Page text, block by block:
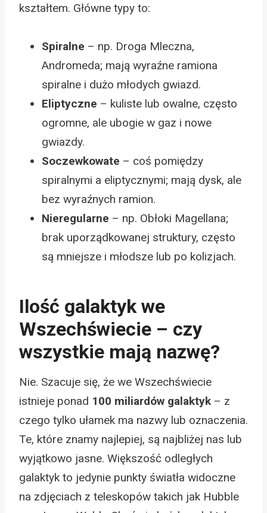
kształtem. Główne typy to:
Spiralne – np. Droga Mleczna,
Andromeda; mają wyraźne ramiona
spiralne i dużo młodych gwiazd.
Eliptyczne – kuliste lub owalne, często
ogromne, ale ubogie w gaz i nowe
gwiazdy.
Soczewkowate – coś pomiędzy
spiralnymi a eliptycznymi; mają dysk, ale
bez wyraźnych ramion.
Nieregularne – np. Obłoki Magellana;
brak uporządkowanej struktury, często
są mniejsze i młodsze lub po kolizjach.
Ilość galaktyk we
Wszechświecie – czy
wszystkie mają nazwę?
Nie. Szacuje się, że we Wszechświecie
istnieje ponad 100 miliardów galaktyk – z
czego tylko ułamek ma nazwy lub oznaczenia.
Te, które znamy najlepiej, są najbliżej nas lub
wyjątkowo jasne. Większość odległych
galaktyk to jedynie punkty światła widoczne
na zdjęciach z teleskopów takich jak Hubble